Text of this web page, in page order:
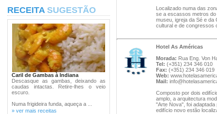
RECEITA SUGESTÃO
Caril de Gambas à Indiana
Descasque as gambas, deixando as
caudas intactas. Retire-lhes o veio
escuro.
Numa frigideira funda, aqueça a ...
» ver mais receitas
Localizado numa das
se a escassos metros
museu, igreja da Sé e da
cultural e de congressos
Hotel As Américas
Morada: Rua Eng. Von
Tel: (+351) 234 346 010
Fax: (+351) 234 346 019
Web:
Mail:
Composto por dois
amplo, a arquitectura
"Arte Nova", foi
edifício novo estão